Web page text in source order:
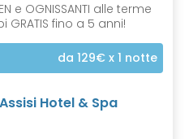
e OGNISSANTI alle terme
GRATIS fino a 5 anni!
da 129€ x 1 notte
Hotel & Spa